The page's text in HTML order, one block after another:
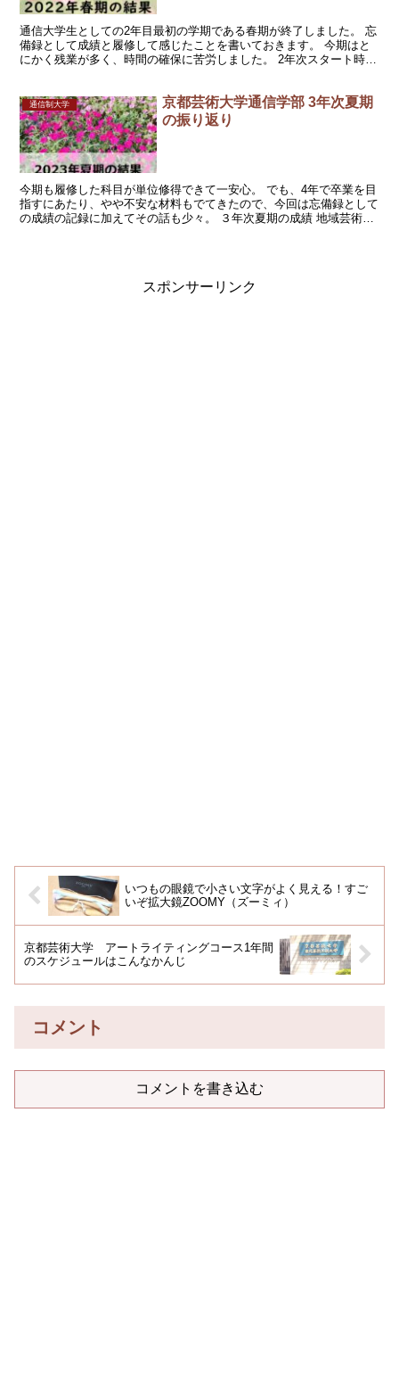
通信大学生としての2年目最初の学期である春期が終了しました。 忘
備録として成績と履修して感じたことを書いておきます。 今期はと
にかく残業が多く、時間の確保に苦労しました。 2年次スタート時に
通信制大学
京都芸術大学通信学部 3年次夏期
の振り返り
今期も履修した科目が単位修得できて一安心。 でも、4年で卒業を目
指すにあたり、やや不安な材料もでてきたので、今回は忘備録として
の成績の記録に加えてその話も少々。 ３年次夏期の成績 地域芸術理
スポンサーリンク
いつもの眼鏡で小さい文字がよく見える！すご
いぞ拡大鏡ZOOMY（ズーミィ）
京都芸術大学 アートライティングコース1年間
のスケジュールはこんなかんじ
コメント
コメントを書き込む